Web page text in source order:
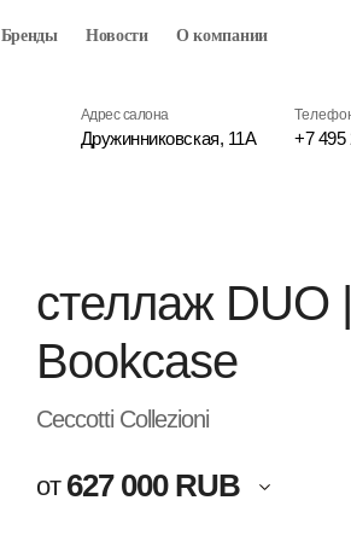
Бренды Новости О компании
Адрес салона
Дружинниковская, 11А +7 495
стеллаж DUO |
Bookcase
Ceccotti Collezioni
от 627 000 RUB